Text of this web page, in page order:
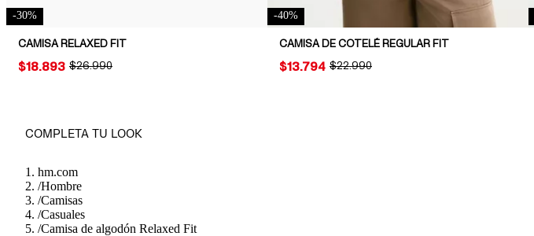
-30%
CAMISA RELAXED FIT
ORIGINAL PRICE:
$26.990
PRICE:
$18.893
-40%
CAMISA DE COTELÉ REGULAR FIT
ORIGINAL PRICE:
$22.990
PRICE:
$13.794
COMPLETA TU LOOK
hm.com
/Hombre
/Camisas
/Casuales
/Camisa de algodón Relaxed Fit